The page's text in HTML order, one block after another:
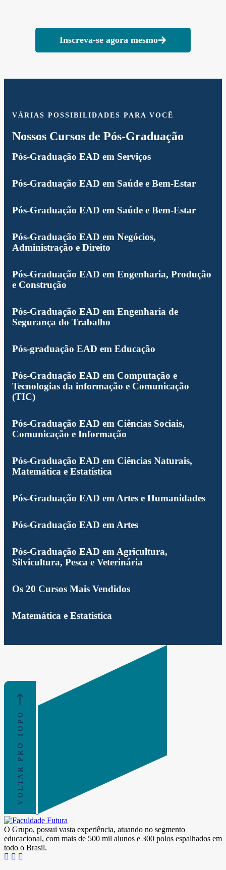
Inscreva-se agora mesmo
VÁRIAS POSSIBILIDADES PARA VOCÊ
Nossos Cursos de Pós-Graduação
Pós-Graduação EAD em Serviços
Pós-Graduação EAD em Saúde e Bem-Estar
Pós-Graduação EAD em Saúde e Bem-Estar
Pós-Graduação EAD em Negócios,
Administração e Direito
Pós-Graduação EAD em Engenharia, Produção
e Construção
Pós-Graduação EAD em Engenharia de
Segurança do Trabalho
Pós-graduação EAD em Educação
Pós-Graduação EAD em Computação e
Tecnologias da informação e Comunicação
(TIC)
Pós-Graduação EAD em Ciências Sociais,
Comunicação e Informação
Pós-Graduação EAD em Ciências Naturais,
Matemática e Estatística
Pós-Graduação EAD em Artes e Humanidades
Pós-Graduação EAD em Artes
Pós-Graduação EAD em Agricultura,
Silvicultura, Pesca e Veterinária
Os 20 Cursos Mais Vendidos
Matemática e Estatística
VOLTAR PRO TOPO
O Grupo, possui vasta experiência, atuando no segmento
educacional, com mais de 500 mil alunos e 300 polos espalhados em
todo o Brasil.